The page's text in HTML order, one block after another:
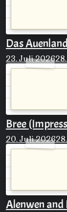
Das
23. Juli 2026
Bree
20. Juli 2026
Alenwen and